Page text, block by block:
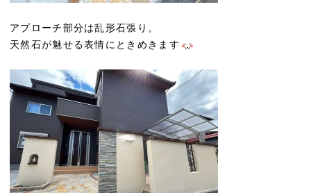
アプローチ部分は乱形石張り。
天然石が魅せる表情にときめきます